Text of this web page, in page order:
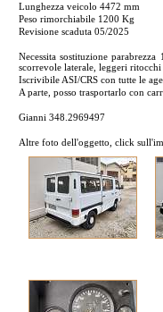
Lunghezza veicolo 4472 mm
Peso rimorchiabile 1200 Kg
Revisione scaduta 05/2025
Necessita sostituzione
scorrevole laterale, leggeri ritocchi
Iscrivibile ASI/CRS con tutte le
A parte, posso trasportarlo con
Gianni 348.2969497
Altre foto dell'oggetto, click